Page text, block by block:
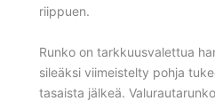
riippuen.
Runko on tarkkuusvalettua
sileäksi viimeistelty pohja
tasaista jälkeä.